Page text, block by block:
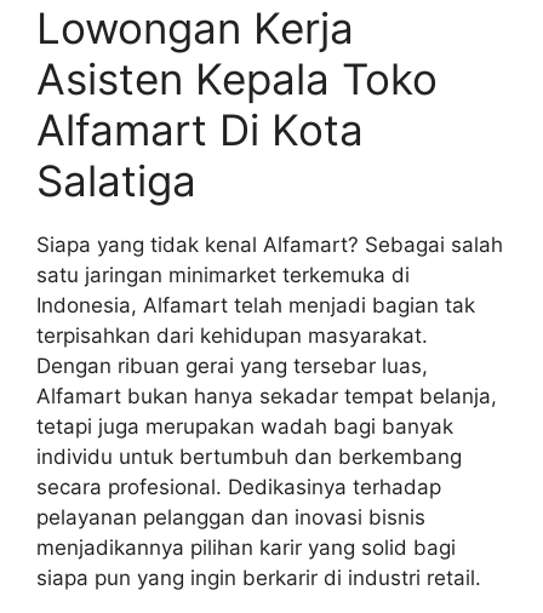
Lowongan Kerja
Asisten Kepala Toko
Alfamart Di Kota
Salatiga
Siapa yang tidak kenal Alfamart? Sebagai salah
satu jaringan minimarket terkemuka di
Indonesia, Alfamart telah menjadi bagian tak
terpisahkan dari kehidupan masyarakat.
Dengan ribuan gerai yang tersebar luas,
Alfamart bukan hanya sekadar tempat belanja,
tetapi juga merupakan wadah bagi banyak
individu untuk bertumbuh dan berkembang
secara profesional. Dedikasinya terhadap
pelayanan pelanggan dan inovasi bisnis
menjadikannya pilihan karir yang solid bagi
siapa pun yang ingin berkarir di industri retail.